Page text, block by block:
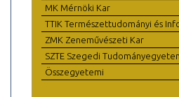
MK Mérnöki Kar
TTIK Természettudományi és
ZMK Zeneművészeti Kar
SZTE Szegedi
Összegyetemi